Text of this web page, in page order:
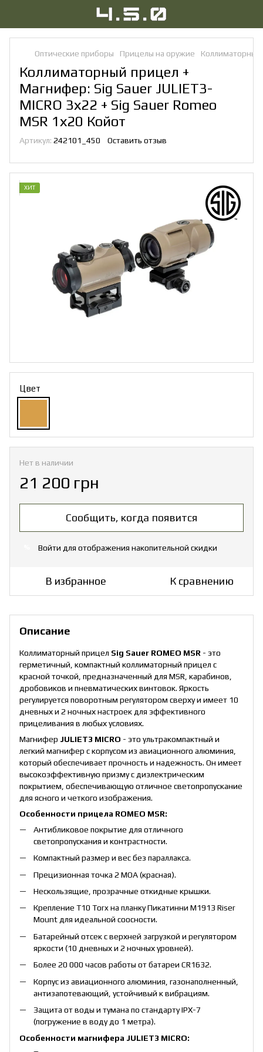
Оптические приборы Прицелы на оружие
Коллиматорный прицел +
Магнифер: Sig Sauer JULIET3-
MICRO 3х22 + Sig Sauer Romeo
MSR 1х20 Койот
Артикул: 242101_450 Оставить отзыв
ХИТ
Цвет
Нет в наличии
21 200 грн
Сообщить, когда появится
Войти для отображения накопительной скидки
В избранное К сравнению
Описание
Коллиматорный прицел Sig Sauer ROMEO MSR - это
герметичный, компактный коллиматорный прицел с
красной точкой, предназначенный для MSR, карабинов,
дробовиков и пневматических винтовок. Яркость
регулируется поворотным регулятором сверху и имеет 10
дневных и 2 ночных настроек для эффективного
прицеливания в любых условиях.
Магнифер JULIET3 MICRO - это ультракомпактный и
легкий магнифер с корпусом из авиационного алюминия,
который обеспечивает прочность и надежность. Он имеет
высокоэффективную призму с диэлектрическим
покрытием, обеспечивающую отличное светопропускание
для ясного и четкого изображения.
Особенности прицела ROMEO MSR:
Антибликовое покрытие для отличного
светопропускания и контрастности.
Компактный размер и вес без параллакса.
Прецизионная точка 2 МОА (красная).
Нескользящие, прозрачные откидные крышки.
Крепление T10 Torx на планку Пикатинни M1913 Riser
Mount для идеальной соосности.
Батарейный отсек с верхней загрузкой и регулятором
яркости (10 дневных и 2 ночных уровней).
Более 20 000 часов работы от батареи CR1632.
Корпус из авиационного алюминия, газонаполненный,
антизапотевающий, устойчивый к вибрациям.
Защита от воды и тумана по стандарту IPX-7
(погружение в воду до 1 метра).
Особенности магнифера JULIET3 MICRO: